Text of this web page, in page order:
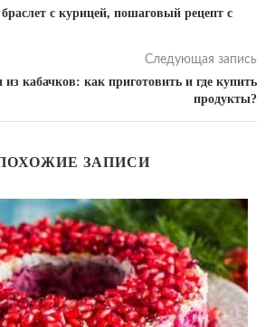
с курицей, пошаговый рецепт с
Следующая запись
из кабачков: как приготовить и где купить
продукты?
ЗАПИСИ